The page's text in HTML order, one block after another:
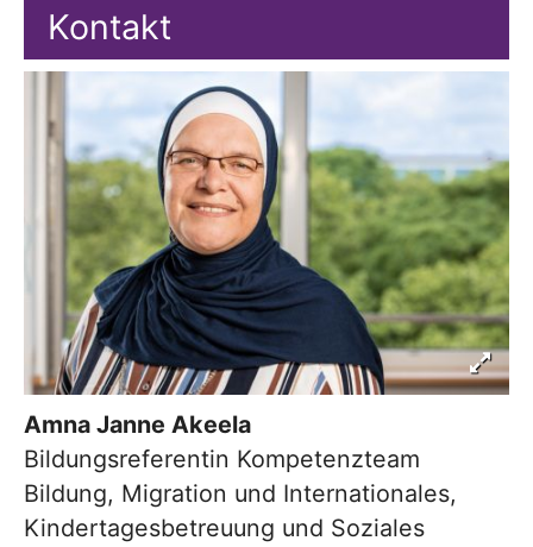
Kontakt
Amna Janne Akeela
Bildungsreferentin Kompetenzteam
Bildung, Migration und Internationales,
Kindertagesbetreuung und Soziales